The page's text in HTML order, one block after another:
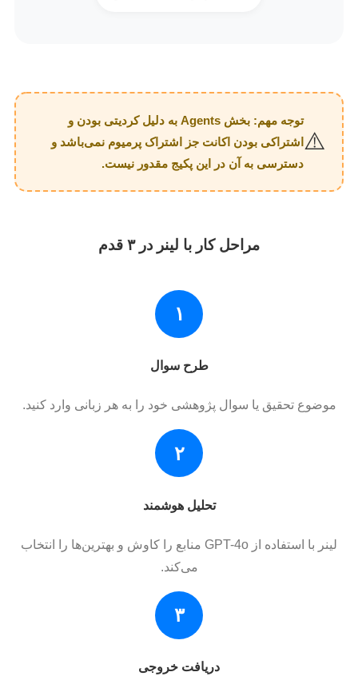
⚠️
توجه مهم: بخش Agents به دلیل کردیتی بودن و
اشتراکی بودن اکانت جز اشتراک پرمیوم نمی‌باشد و
دسترسی به آن در این پکیج مقدور نیست.
مراحل کار با لینر در ۳ قدم
۱
طرح سوال
موضوع تحقیق یا سوال پژوهشی خود را به هر زبانی وارد کنید.
۲
تحلیل هوشمند
لینر با استفاده از GPT-4o منابع را کاوش و بهترین‌ها را انتخاب
می‌کند.
۳
دریافت خروجی